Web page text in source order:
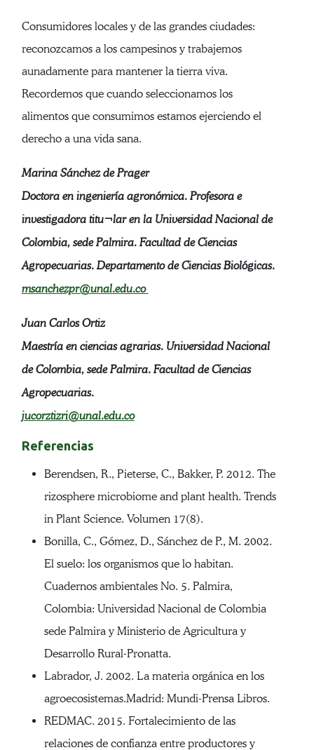
Consumidores locales y de las grandes ciudades:
reconozcamos a los campesinos y trabajemos
aunadamente para mantener la tierra viva.
Recordemos que cuando seleccionamos los
alimentos que consumimos estamos ejerciendo el
derecho a una vida sana.
Marina Sánchez de Prager
Doctora en ingeniería agronómica. Profesora e
investigadora titu¬lar en la Universidad Nacional de
Colombia, sede Palmira. Facultad de Ciencias
Agropecuarias. Departamento de Ciencias Biológicas.
msanchezpr@unal.edu.co
Juan Carlos Ortiz
Maestría en ciencias agrarias. Universidad Nacional
de Colombia, sede Palmira. Facultad de Ciencias
Agropecuarias.
jucorztizri@unal.edu.co
Referencias
Berendsen, R., Pieterse, C., Bakker, P. 2012. The
rizosphere microbiome and plant health. Trends
in Plant Science. Volumen 17(8).
Bonilla, C., Gómez, D., Sánchez de P., M. 2002.
El suelo: los organismos que lo habitan.
Cuadernos ambientales No. 5. Palmira,
Colombia: Universidad Nacional de Colombia
sede Palmira y Ministerio de Agricultura y
Desarrollo Rural-Pronatta.
Labrador, J. 2002. La materia orgánica en los
agroecosistemas.Madrid: Mundi-Prensa Libros.
REDMAC. 2015. Fortalecimiento de las
relaciones de confianza entre productores y